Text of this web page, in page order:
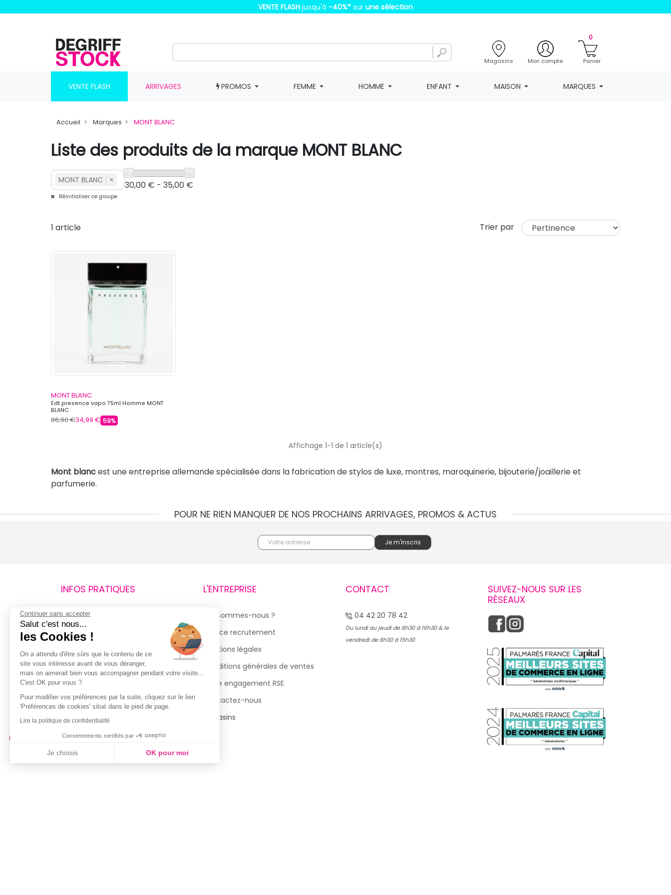
VENTE FLASH jusqu'à -40%* sur une sélection
Magasins Mon compte
0
Panier
VENTE FLASH ARRIVAGES PROMOS FEMME HOMME ENFANT MAISON MARQUES
Accueil Marques MONT BLANC
Liste des produits de la marque MONT BLANC
MONT BLANC ×
Réinitialiser ce groupe
30,00 € - 35,00 €
1 article Trier par
MONT BLANC
Edt presence vapo 75ml Homme MONT
BLANC
86,90 €34,99 € 59%
Affichage 1-1 de 1 article(s)
Mont blancest une entreprise allemande spécialisée dans la fabrication de stylos de luxe, montres, maroquinerie, bijouterie/joaillerie et
parfumerie.
POUR NE RIEN MANQUER DE NOS PROCHAINS ARRIVAGES, PROMOS & ACTUS
INFOS PRATIQUES
Retours et remboursements
Suivi de commande
Livraisons
Guide des tailles
Politique de confidentialité
Conditions générales d’utilisation
de la Carte de Fidélité
L'ENTREPRISE
Qui sommes-nous ?
Espace recrutement
Mentions légales
Conditions générales de ventes
Notre engagement RSE
Contactez-nous
Magasins
CONTACT
04 42 20 78 42
Du lundi au jeudi de 8h30 à 16h30 & le
vendredi de 8h30 à 15h30
SUIVEZ-NOUS SUR LES
RÉSEAUX
Continuer sans accepter
Salut c'est nous...
les Cookies !
On a attendu d'être sûrs que le contenu de ce
site vous intéresse avant de vous déranger,
mais on aimerait bien vous accompagner pendant votre visite...
C'est OK pour vous ?
Pour modifier vos préférences par la suite, cliquez sur le lien
'Préférences de cookies' situé dans le pied de page.
Lire la politique de confidentialité
Consentements certifiés par
Je choisis OK pour moi